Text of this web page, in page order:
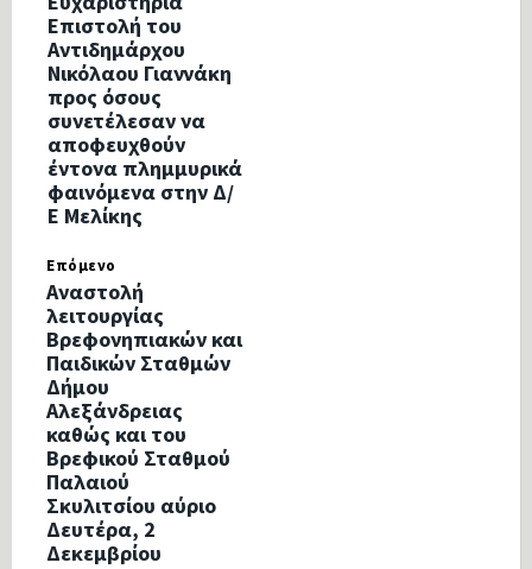
Επιστολή του
Αντιδημάρχου
Νικόλαου Γιαννάκη
προς όσους
συνετέλεσαν να
αποφευχθούν
έντονα πλημμυρικά
φαινόμενα στην Δ/
Ε Μελίκης
Επόμενο
Αναστολή
λειτουργίας
Βρεφονηπιακών και
Παιδικών Σταθμών
Δήμου
Αλεξάνδρειας
καθώς και του
Βρεφικού Σταθμού
Παλαιού
Σκυλιτσίου αύριο
Δευτέρα, 2
Δεκεμβρίου